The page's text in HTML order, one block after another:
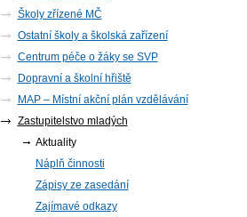
Školy zřízené MČ
Ostatní školy a školská zařízení
Centrum péče o žáky se SVP
Dopravní a školní hřiště
MAP – Místní akční plán vzdělávání
Zastupitelstvo mladých
Aktuality
Náplň činnosti
Zápisy ze zasedání
Zajímavé odkazy